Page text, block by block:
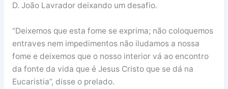
D. João Lavrador deixando um desafio.
“Deixemos que esta fome se exprima; não coloquemos
entraves nem impedimentos não iludamos a nossa
fome e deixemos que o nosso interior vá ao encontro
da fonte da vida que é Jesus Cristo que se dá na
Eucaristia”, disse o prelado.